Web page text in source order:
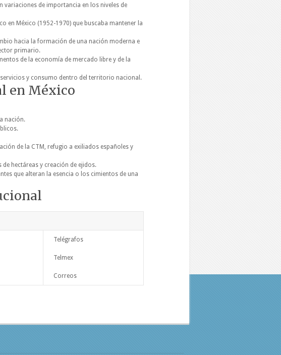
variaciones de importancia en los niveles de
en México (1952-1970) que buscaba mantener la
hacia la formación de una nación moderna e
primario.
de la economía de mercado libre y de la
servicios y consumo dentro del territorio nacional.
en México
nación.
de la CTM, refugio a exiliados españoles y
de hectáreas y creación de ejidos.
que alteran la esencia o los cimientos de una
Telégrafos
Telmex
Correos